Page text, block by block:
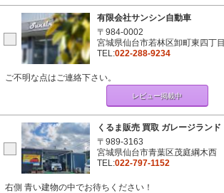
有限会社サンシン自動車
〒984-0002
宮城県仙台市若林区卸町東四丁目
TEL:022-288-9234
ご不明な点はご連絡下さい。
レビュー掲載中
くるま販売 買取 ガレージランド
〒989-3163
宮城県仙台市青葉区茂庭綱木西
TEL:022-797-1152
右側 青い建物の中でお待ちください！